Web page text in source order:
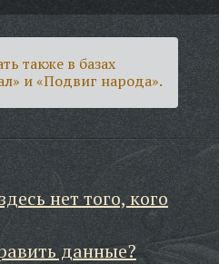
также в базах
и «Подвиг народа».
нет того, кого
данные?